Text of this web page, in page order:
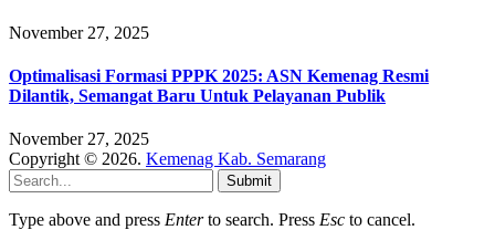
November 27, 2025
Optimalisasi Formasi PPPK 2025: ASN Kemenag Resmi
Dilantik, Semangat Baru Untuk Pelayanan Publik
November 27, 2025
Copyright © 2026. Kemenag Kab. Semarang
Submit
Type above and press Enterto search. Press Esc to cancel.